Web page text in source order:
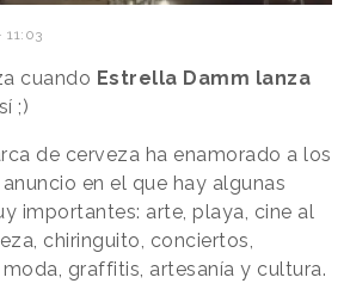
11:03
cuando Estrella Damm lanza
;)
de cerveza ha enamorado a los
en el que hay algunas
importantes: arte, playa, cine al
chiringuito, conciertos,
graffitis, artesanía y cultura.